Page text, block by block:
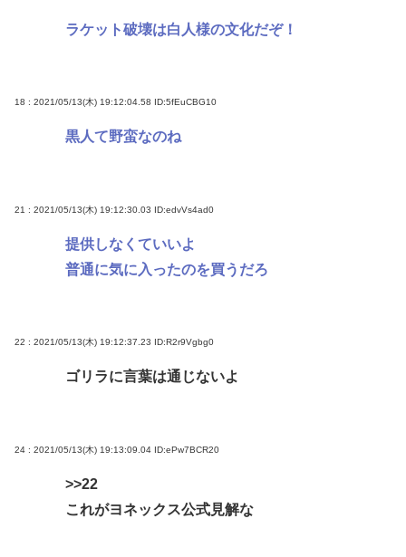
ラケット破壊は白人様の文化だぞ！
18 : 2021/05/13(木) 19:12:04.58 ID:5fEuCBG10
黒人て野蛮なのね
21 : 2021/05/13(木) 19:12:30.03 ID:edvVs4ad0
提供しなくていいよ
普通に気に入ったのを買うだろ
22 : 2021/05/13(木) 19:12:37.23 ID:R2r9Vgbg0
ゴリラに言葉は通じないよ
24 : 2021/05/13(木) 19:13:09.04 ID:ePw7BCR20
>>22
これがヨネックス公式見解な